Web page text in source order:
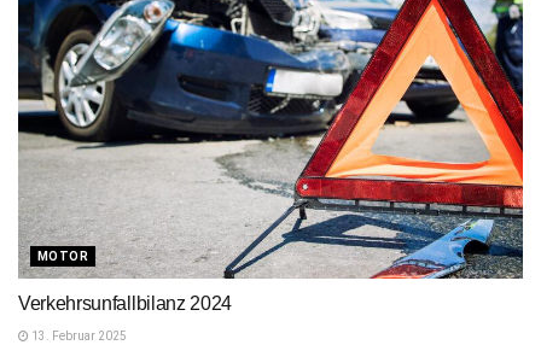
MOTOR
Verkehrsunfallbilanz 2024
13. Februar 2025